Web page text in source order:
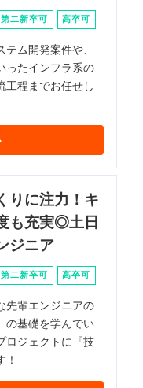
第二新卒可 高卒可
ム開発案件や、
ったインフラ系の
工程までお任せし
りに注力！キ
も充実◎土日
ジニア
第二新卒可 高卒可
先輩エンジニアの
の基礎を学んでい
ロジェクトに『技